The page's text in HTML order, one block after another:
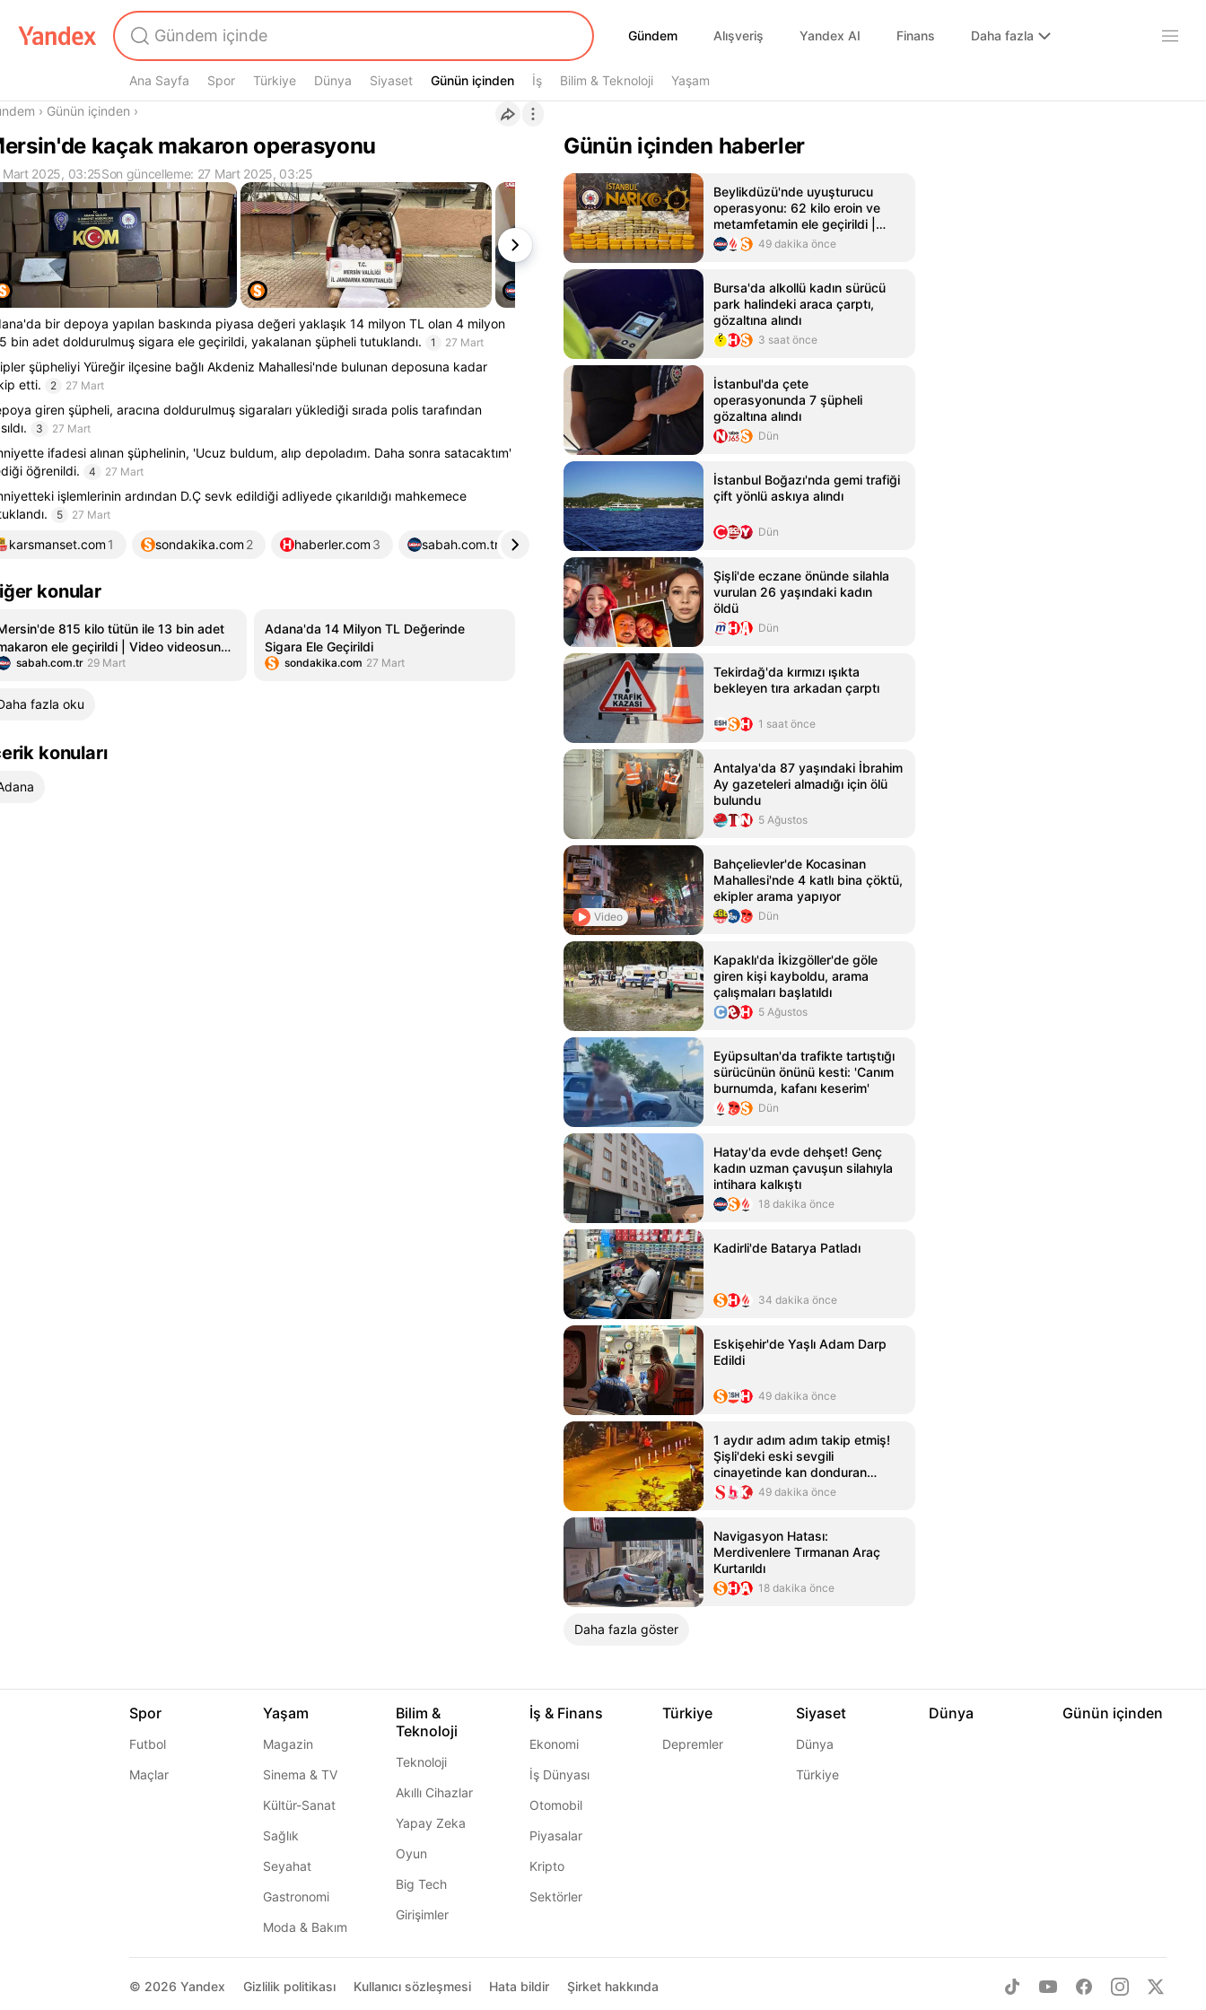
Gündem
Gündem Alışveriş Yandex AI Finans Daha fazla
Ana Sayfa Spor Türkiye Dünya Siyaset Günün içinden
Günün içinden İş Bilim & Teknoloji Yaşam
› Günün içinden ›
kaçak makaron operasyonu
Mart 2025, 03:25Son güncelleme: 27 Mart 2025, 03:25
bir depoya yapılan baskında piyasa değeri yaklaşık 14 milyon TL olan 4 milyon
bin adet doldurulmuş sigara ele geçirildi, yakalanan şüpheli tutuklandı.
1 27 Mart
şüpheliyi Yüreğir ilçesine bağlı Akdeniz Mahallesi'nde bulunan deposuna kadar
etti.
2 27 Mart
giren şüpheli, aracına doldurulmuş sigaraları yüklediği sırada polis tarafından
3 27 Mart
ifadesi alınan şüphelinin, 'Ucuz buldum, alıp depoladım. Daha sonra satacaktım'
öğrenildi.
4 27 Mart
işlemlerinin ardından D.Ç sevk edildiği adliyede çıkarıldığı mahkemece
5 27 Mart
karsmanset.com 1 sondakika.com 2 haberler.com 3 sabah.com.tr yenicaggazetesi.com.tr5
konular
815 kilo tütün ile 13 bin adet
ele geçirildi | Video videosunu
| Son Dakika Haberleri
sabah.com.tr 29 Mart
Adana'da 14 Milyon TL Değerinde
Sigara Ele Geçirildi
sondakika.com 27 Mart
fazla oku
konuları
Günün içinden haberler
Beylikdüzü'nde uyuşturucu
operasyonu: 62 kilo eroin ve
metamfetamin ele geçirildi |
Video videosunu izle | Son
Dakika Haberleri
49 dakika önce
Bursa'da alkollü kadın sürücü
park halindeki araca çarptı,
gözaltına alındı
3 saat önce
İstanbul'da çete
operasyonunda 7 şüpheli
gözaltına alındı
Dün
İstanbul Boğazı'nda gemi trafiği
çift yönlü askıya alındı
Dün
Şişli'de eczane önünde silahla
vurulan 26 yaşındaki kadın
öldü
Dün
Tekirdağ'da kırmızı ışıkta
bekleyen tıra arkadan çarptı
1 saat önce
Antalya'da 87 yaşındaki İbrahim
Ay gazeteleri almadığı için ölü
bulundu
5 Ağustos
Video
Bahçelievler'de Kocasinan
Mahallesi'nde 4 katlı bina çöktü,
ekipler arama yapıyor
Dün
Kapaklı'da İkizgöller'de göle
giren kişi kayboldu, arama
çalışmaları başlatıldı
5 Ağustos
Eyüpsultan'da trafikte tartıştığı
sürücünün önünü kesti: 'Canım
burnumda, kafanı keserim'
Dün
Hatay'da evde dehşet! Genç
kadın uzman çavuşun silahıyla
intihara kalkıştı
18 dakika önce
Kadirli'de Batarya Patladı
34 dakika önce
Eskişehir'de Yaşlı Adam Darp
Edildi
49 dakika önce
1 aydır adım adım takip etmiş!
Şişli'deki eski sevgili
cinayetinde kan donduran
görüntüler49 dakika önce
Navigasyon Hatası:
Merdivenlere Tırmanan Araç
Kurtarıldı
18 dakika önce
Daha fazla göster
Spor
Futbol
Maçlar
Yaşam
Magazin
Sinema & TV
Kültür-Sanat
Sağlık
Seyahat
Gastronomi
Moda & Bakım
Bilim &
Teknoloji
Teknoloji
Akıllı Cihazlar
Yapay Zeka
Oyun
Big Tech
Girişimler
İş & Finans
Ekonomi
İş Dünyası
Otomobil
Piyasalar
Kripto
Sektörler
Türkiye
Depremler
Siyaset
Dünya
Türkiye
Dünya Günün içinden
© 2026 Yandex Gizlilik politikası Kullanıcı sözleşmesi Hata bildir Şirket hakkında